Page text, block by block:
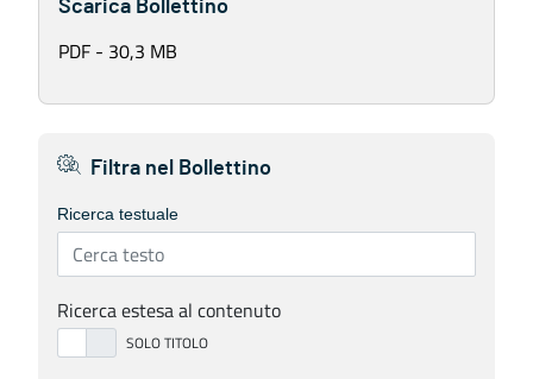
Scarica Bollettino
PDF - 30,3 MB
Filtra nel Bollettino
Ricerca testuale
Ricerca estesa al contenuto